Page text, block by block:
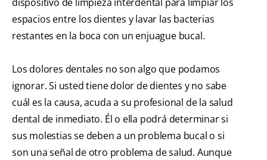
espacios entre los dientes y lavar las bacterias
restantes en la boca con un enjuague bucal.
Los dolores dentales no son algo que podamos
ignorar. Si usted tiene dolor de dientes y no sabe
cuál es la causa, acuda a su profesional de la salud
dental de inmediato. Él o ella podrá determinar si
sus molestias se deben a un problema bucal o si
son una señal de otro problema de salud. Aunque